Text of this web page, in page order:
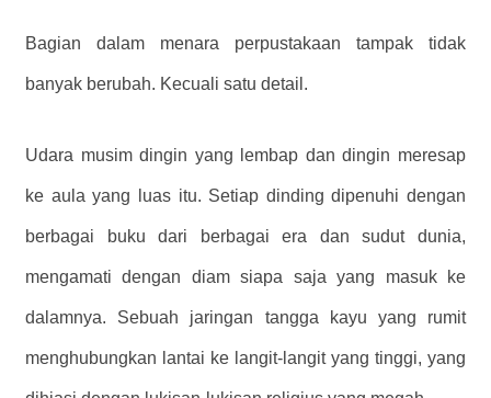
Bagian dalam menara perpustakaan tampak tidak
banyak berubah. Kecuali satu detail.
Udara musim dingin yang lembap dan dingin meresap
ke aula yang luas itu. Setiap dinding dipenuhi dengan
berbagai buku dari berbagai era dan sudut dunia,
mengamati dengan diam siapa saja yang masuk ke
dalamnya. Sebuah jaringan tangga kayu yang rumit
menghubungkan lantai ke langit-langit yang tinggi, yang